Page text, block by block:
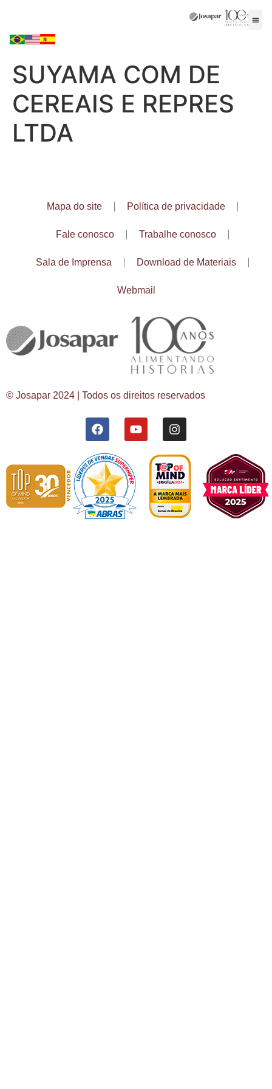
SUYAMA COM DE
CEREAIS E REPRES
LTDA
Mapa do site Política de privacidade
Fale conosco Trabalhe conosco
Sala de Imprensa Download de Materiais
Webmail
© Josapar 2024 | Todos os direitos reservados